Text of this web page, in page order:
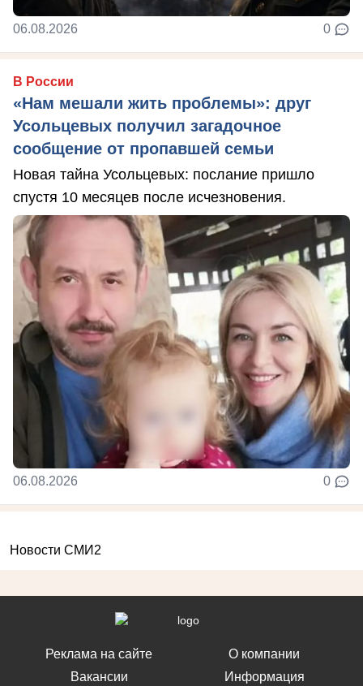
06.08.2026 0
В России
«Нам мешали жить проблемы»: друг
Усольцевых получил загадочное
сообщение от пропавшей семьи
Новая тайна Усольцевых: послание пришло
спустя 10 месяцев после исчезновения.
06.08.2026 0
Новости СМИ2
Реклама на сайте
Вакансии
О компании
Информация